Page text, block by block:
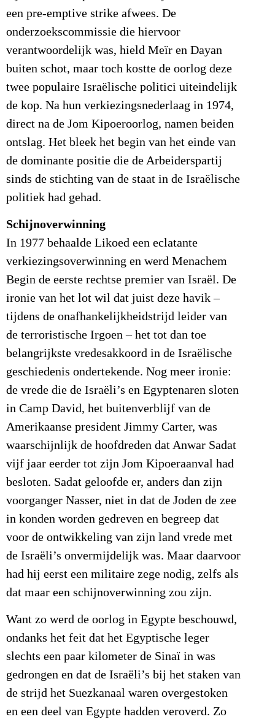
een pre-emptive strike afwees. De
onderzoekscommissie die hiervoor
verantwoordelijk was, hield Meïr en Dayan
buiten schot, maar toch kostte de oorlog deze
twee populaire Israëlische politici uiteindelijk
de kop. Na hun verkiezingsnederlaag in 1974,
direct na de Jom Kipoeroorlog, namen beiden
ontslag. Het bleek het begin van het einde van
de dominante positie die de Arbeiderspartij
sinds de stichting van de staat in de Israëlische
politiek had gehad.
Schijnoverwinning
In 1977 behaalde Likoed een eclatante
verkiezingsoverwinning en werd Menachem
Begin de eerste rechtse premier van Israël. De
ironie van het lot wil dat juist deze havik –
tijdens de onafhankelijkheidstrijd leider van
de terroristische Irgoen – het tot dan toe
belangrijkste vredesakkoord in de Israëlische
geschiedenis ondertekende. Nog meer ironie:
de vrede die de Israëli’s en Egyptenaren sloten
in Camp David, het buitenverblijf van de
Amerikaanse president Jimmy Carter, was
waarschijnlijk de hoofdreden dat Anwar Sadat
vijf jaar eerder tot zijn Jom Kipoeraanval had
besloten. Sadat geloofde er, anders dan zijn
voorganger Nasser, niet in dat de Joden de zee
in konden worden gedreven en begreep dat
voor de ontwikkeling van zijn land vrede met
de Israëli’s onvermijdelijk was. Maar daarvoor
had hij eerst een militaire zege nodig, zelfs als
dat maar een schijnoverwinning zou zijn.
Want zo werd de oorlog in Egypte beschouwd,
ondanks het feit dat het Egyptische leger
slechts een paar kilometer de Sinaï in was
gedrongen en dat de Israëli’s bij het staken van
de strijd het Suezkanaal waren overgestoken
en een deel van Egypte hadden veroverd. Zo